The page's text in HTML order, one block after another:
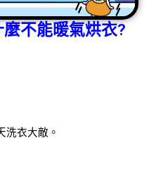
不能暖氣烘衣?
洗衣大敵。